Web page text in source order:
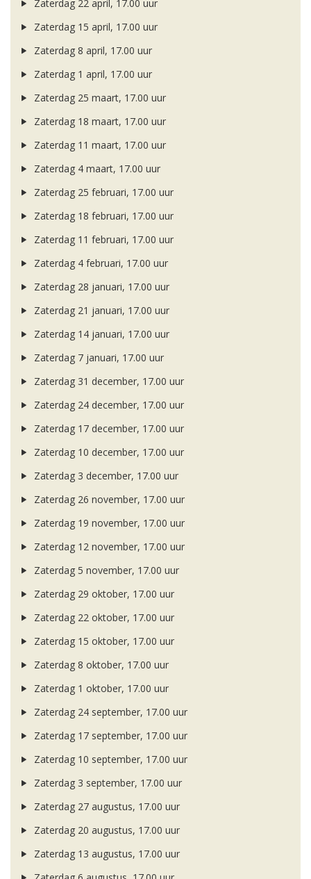
Zaterdag 22 april, 17.00 uur
Zaterdag 15 april, 17.00 uur
Zaterdag 8 april, 17.00 uur
Zaterdag 1 april, 17.00 uur
Zaterdag 25 maart, 17.00 uur
Zaterdag 18 maart, 17.00 uur
Zaterdag 11 maart, 17.00 uur
Zaterdag 4 maart, 17.00 uur
Zaterdag 25 februari, 17.00 uur
Zaterdag 18 februari, 17.00 uur
Zaterdag 11 februari, 17.00 uur
Zaterdag 4 februari, 17.00 uur
Zaterdag 28 januari, 17.00 uur
Zaterdag 21 januari, 17.00 uur
Zaterdag 14 januari, 17.00 uur
Zaterdag 7 januari, 17.00 uur
Zaterdag 31 december, 17.00 uur
Zaterdag 24 december, 17.00 uur
Zaterdag 17 december, 17.00 uur
Zaterdag 10 december, 17.00 uur
Zaterdag 3 december, 17.00 uur
Zaterdag 26 november, 17.00 uur
Zaterdag 19 november, 17.00 uur
Zaterdag 12 november, 17.00 uur
Zaterdag 5 november, 17.00 uur
Zaterdag 29 oktober, 17.00 uur
Zaterdag 22 oktober, 17.00 uur
Zaterdag 15 oktober, 17.00 uur
Zaterdag 8 oktober, 17.00 uur
Zaterdag 1 oktober, 17.00 uur
Zaterdag 24 september, 17.00 uur
Zaterdag 17 september, 17.00 uur
Zaterdag 10 september, 17.00 uur
Zaterdag 3 september, 17.00 uur
Zaterdag 27 augustus, 17.00 uur
Zaterdag 20 augustus, 17.00 uur
Zaterdag 13 augustus, 17.00 uur